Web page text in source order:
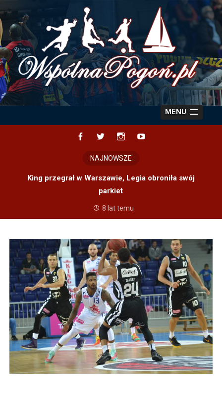
content
MENU
NAJNOWSZE
King przegrał w Warszawie, Legia obroniła swój
parkiet
8 lat temu